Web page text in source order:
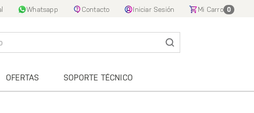
Whatsapp Contacto Iniciar Sesión Mi Carro 0
OFERTAS SOPORTE TÉCNICO